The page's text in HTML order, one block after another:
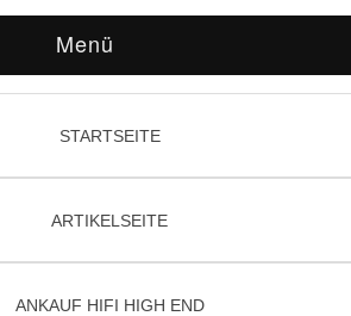
Menü
STARTSEITE
ARTIKELSEITE
ANKAUF HIFI HIGH END